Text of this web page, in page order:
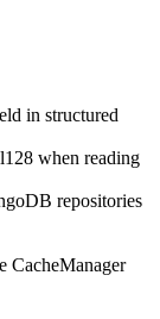
in structured
when reading
repositories
CacheManager